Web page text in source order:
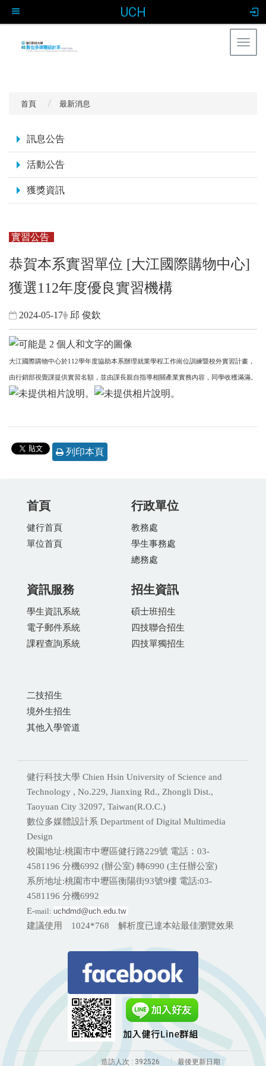
UCH
首頁 最新消息
訊息公告
活動公告
獲獎資訊
實習公告
恭賀本系實習單位 [大江國際購物中心]
獲選112年度優良實習機構
2024-05-17 邱 俊欽
大江國際購物中心於112學年度協助本系辦理就業學程工作崗位訓練暨校外實習計畫，
由行銷部視覺課提供實習名額，並由課長親自指導相關產業實務內容，同學收穫滿滿。
列印本頁
首頁
健行首頁
單位首頁
行政單位
教務處
學生事務處
總務處
資訊服務
學生資訊系統
電子郵件系統
課程查詢系統
招生資訊
碩士班招生
四技聯合招生
四技單獨招生
二技招生
境外生招生
其他入學管道
健行科技大學 Chien Hsin University of Science and
Technology , No.229, Jianxing Rd., Zhongli Dist.,
Taoyuan City 32097, Taiwan(R.O.C.)
數位多媒體設計系 Department of Digital Multimedia
Design
校園地址:桃園市中壢區健行路229號 電話：03-
4581196 分機6992 (辦公室) 轉6990 (主任辦公室)
系所地址:桃園市中壢區衡陽街93號9樓 電話:03-
4581196 分機6992
E-mail: uchdmd@uch.edu.tw
建議使用 1024*768 解析度已達本站最佳瀏覽效果
造訪人次 : 392526 最後更新日期 :